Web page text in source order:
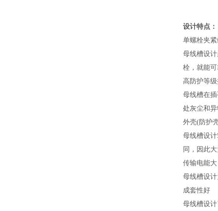
设计特点：
单螺栓夹
母线槽设
栓，就能
高防护等
母线槽在
处灰尘和
外壳(防护
母线槽设
同，因此
传输电能大
母线槽设
成套性好
母线槽设